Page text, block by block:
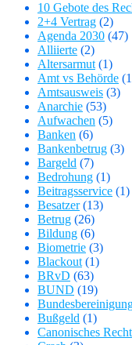
10 Gebote des
2+4 Vertrag (2)
Agenda 2030 (47)
Alliierte (2)
Altersarmut (1)
Amt vs Behörde
Amtsausweis (3)
Anarchie (53)
Aufwachen (5)
Banken (6)
Bankenbetrug (3)
Bargeld (7)
Bedrohung (1)
Beitragsservice (1)
Besatzer(13)
Betrug (26)
Bildung (6)
Biometrie (3)
Blackout (1)
BRvD (63)
BUND (19)
Bußgeld (1)
Canonisches Recht